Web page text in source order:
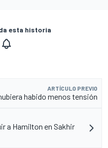
esta historia
ARTÍCULO PREVIO
habido menos tensión
a Hamilton en Sakhir